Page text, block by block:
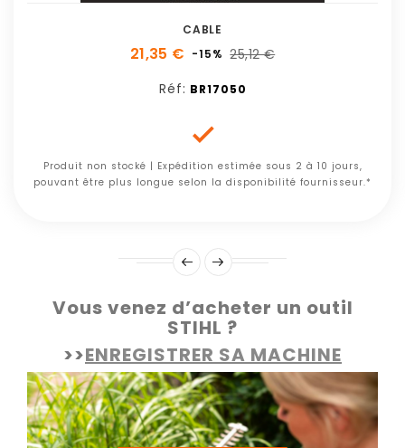
CABLE
21,35 € -15% 25,12 €
Réf: BR17050

Produit non stocké | Expédition estimée sous 2 à 10 jours,
pouvant être plus longue selon la disponibilité fournisseur.*
Vous venez d’acheter un outil
STIHL ?
>>ENREGISTRER SA MACHINE